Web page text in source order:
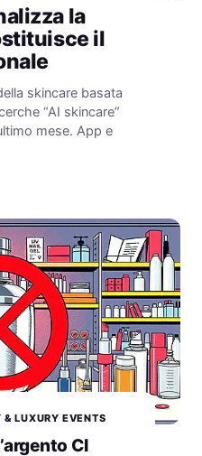
la
il
skincare basata
“AI skincare”
mese. App e
& LUXURY EVENTS
CI